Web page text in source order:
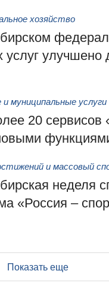
хозяйство
услуг
муниципальные услуги
20 сервисов
и массовый
неделя
«Россия –
Показать еще